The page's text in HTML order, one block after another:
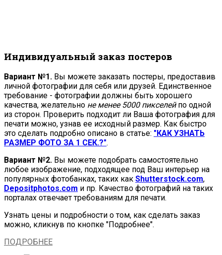
Индивидуальный заказ постеров
Вариант №1. Вы можете заказать постеры, предоставив
личной фотографии для себя или друзей. Единственное
требование - фотографии должны быть хорошего
качества, желательно не менее 5000 пикселейпо одной
из сторон. Проверить подходит ли Ваша фотография для
печати можно, узнав ее исходный размер. Как быстро
это сделать подробно описано в статье: "КАК УЗНАТЬ
РАЗМЕР ФОТО ЗА 1 СЕК.?".
Вариант №2. Вы можете подобрать самостоятельно
любое изображение, подходящее под Ваш интерьер на
популярных фотобанках, таких как Shutterstock.com,
Depositphotos.com и пр. Качество фотографий на таких
порталах отвечает требованиям для печати.
Узнать цены и подробности о том, как сделать заказ
можно, кликнув по кнопке "Подробнее".
ПОДРОБНЕЕ